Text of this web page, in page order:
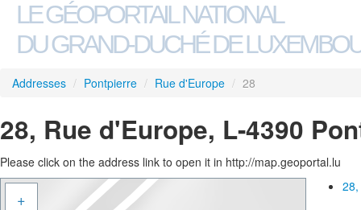
LE GÉOPORTAIL NATIONAL
DU GRAND-DUCHÉ DE
Addresses / Pontpierre / Rue d'Europe / 28
28, Rue d'Europe, L-4390
Please click on the address link to open it in http://map.geoportal.lu
+